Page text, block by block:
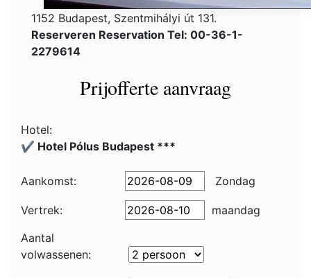
1152 Budapest, Szentmihályi út 131.
Reserveren Reservation Tel: 00-36-1-
2279614
Prijofferte aanvraag
Hotel:
✔️ Hotel Pólus Budapest ***
Aankomst: Zondag
Vertrek:
maandag
Aantal
volwassenen: